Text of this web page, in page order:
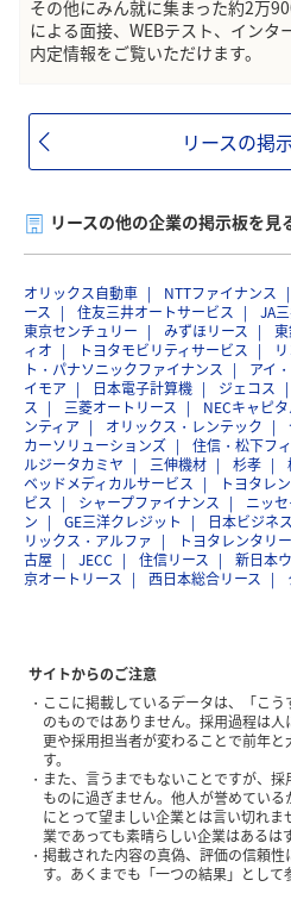
その他にみん就に集まった約2万
による面接、WEBテスト、インタ
内定情報をご覧いただけます。
リースの掲
リースの他の企業の掲示板を見
オリックス自動車 NTTファイナンス
ース
住友三井オートサービス JA
東京センチュリー
みずほリース
ィオ
トヨタモビリティサービス
ト・パナソニックファイナンス
アイ
イモア
日本電子計算機 ジェコス
ス
三菱オートリース NECキャピ
ンティア
オリックス・レンテック
カーソリューションズ
住信・松下フ
ルジータカミヤ
三伸機材 杉孝
ベッドメディカルサービス
トヨタレ
ビス
シャープファイナンス ニッ
ン
GE三洋クレジット 日本ビジネ
リックス・アルファ
トヨタレンタリ
古屋
JECC 住信リース 新日本
京オートリース
西日本総合リース
サイトからのご注意
ここに掲載しているデータは、「こ
のものではありません。採用過程は
更や採用担当者が変わることで前年
す。
また、言うまでもないことですが、
ものに過ぎません。他人が誉めてい
にとって望ましい企業とは言い切れ
業であっても素晴らしい企業はあるは
掲載された内容の真偽、評価の信頼
す。あくまでも「一つの結果」として